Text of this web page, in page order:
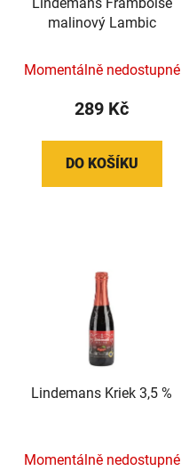
Lindemans Framboise
malinový Lambic
Momentálně nedostupné
289 Kč
DO KOŠÍKU
Lindemans Kriek 3,5 %
Momentálně nedostupné